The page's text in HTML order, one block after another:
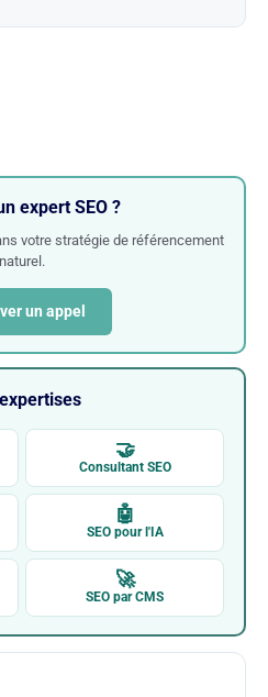
expert SEO ?
votre stratégie de référencement
naturel.
un appel
🤝
Consultant SEO
🤖
SEO pour l'IA
🚀
SEO par CMS